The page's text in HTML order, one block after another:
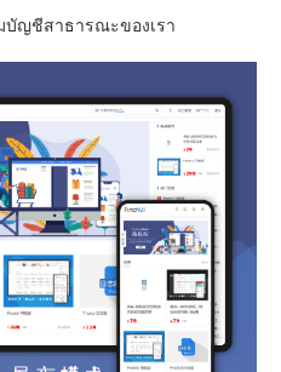
บัญชีสาธารณะของเรา